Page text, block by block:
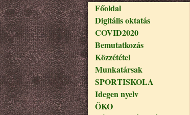
Fő navigáció
Főoldal
Digitális oktatás
COVID2020
Bemutatkozás
Közzététel
Munkatársak
SPORTISKOLA
Idegen nyelv
ÖKO